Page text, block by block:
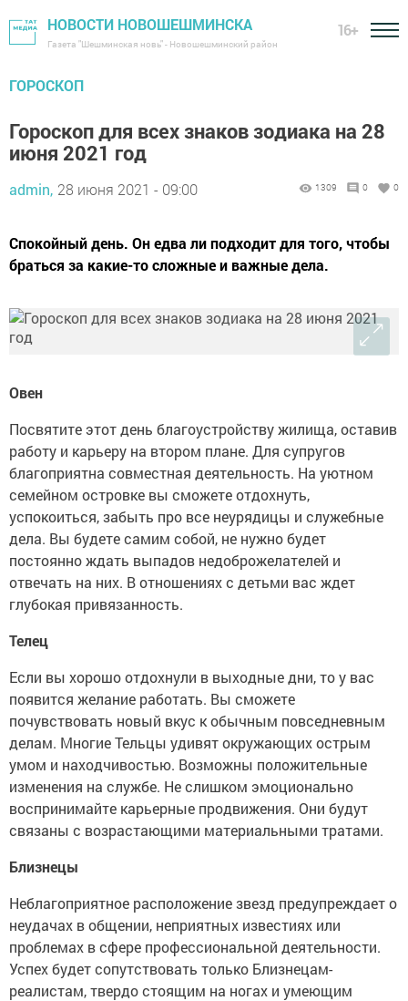
НОВОСТИ НОВОШЕШМИНСКА
Газета "Шешминская новь" - Новошешминский район
16+
ГОРОСКОП
Гороскоп для всех знаков зодиака на 28
июня 2021 год
admin, 28 июня 2021 - 09:00 1309 0 0
Спокойный день. Он едва ли подходит для того, чтобы
браться за какие-то сложные и важные дела.
Овен
Посвятите этот день благоустройству жилища, оставив
работу и карьеру на втором плане. Для супругов
благоприятна совместная деятельность. На уютном
семейном островке вы сможете отдохнуть,
успокоиться, забыть про все неурядицы и служебные
дела. Вы будете самим собой, не нужно будет
постоянно ждать выпадов недоброжелателей и
отвечать на них. В отношениях с детьми вас ждет
глубокая привязанность.
Телец
Если вы хорошо отдохнули в выходные дни, то у вас
появится желание работать. Вы сможете
почувствовать новый вкус к обычным повседневным
делам. Многие Тельцы удивят окружающих острым
умом и находчивостью. Возможны положительные
изменения на службе. Не слишком эмоционально
воспринимайте карьерные продвижения. Они будут
связаны с возрастающими материальными тратами.
Близнецы
Неблагоприятное расположение звезд предупреждает о
неудачах в общении, неприятных известиях или
проблемах в сфере профессиональной деятельности.
Успех будет сопутствовать только Близнецам-
реалистам, твердо стоящим на ногах и умеющим